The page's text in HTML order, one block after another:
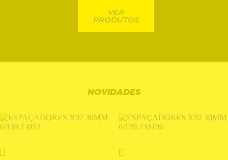
VER
PRODUTOS
NOVIDADES